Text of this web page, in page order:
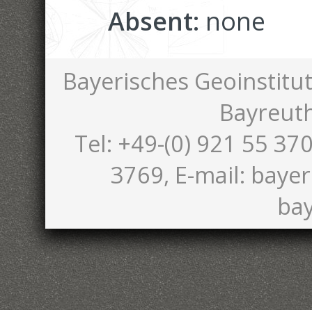
Absent: none
Bayerisches
Tel: +49-(0) 921 55
3769, E-mail: